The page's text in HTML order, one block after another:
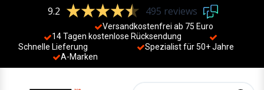
9.2 495 reviews
Versandkostenfrei ab 75 Euro
14 Tagen kostenlose Rücksendung
Schnelle Lieferung
Spezialist für 50+ Jahre
A-Marken